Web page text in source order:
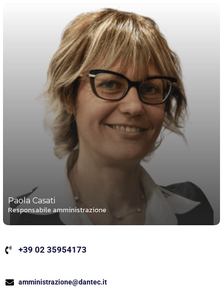
Paola Casati
Responsabile amministrazione
+39 02 35954173
amministrazione@dantec.it